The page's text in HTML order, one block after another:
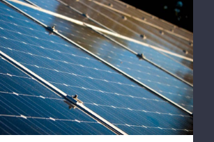
la pratica per un impianto a
fonte rinnovabile